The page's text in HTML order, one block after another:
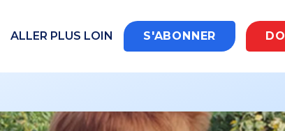
ALLER PLUS LOIN S'ABONNER